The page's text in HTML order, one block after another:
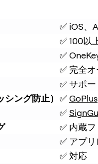
✅ iOS、
✅ 100以
✅
✅ 完全
✅ サポ
ング防止） ✅ GoPlus
✅
✅ 内蔵
✅ アプ
✅ 対応